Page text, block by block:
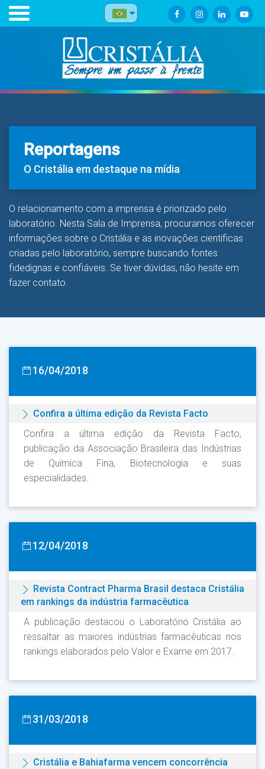
Reportagens
O Cristália em destaque na mídia
O relacionamento com a imprensa é priorizado pelo
laboratório. Nesta Sala de Imprensa, procuramos oferecer
informações sobre o Cristália e as inovações científicas
criadas pelo laboratório, sempre buscando fontes
fidedignas e confiáveis. Se tiver dúvidas, não hesite em
fazer contato.
16/04/2018
Confira a última edição da Revista Facto
Confira a última edição da Revista Facto,
publicação da Associação Brasileira das Indústrias
de Química Fina, Biotecnologia e suas
especialidades.
12/04/2018
Revista Contract Pharma Brasil destaca Cristália
em rankings da indústria farmacêutica
A publicação destacou o Laboratório Cristália ao
ressaltar as maiores indústrias farmacêuticas nos
rankings elaborados pelo Valor e Exame em 2017.
31/03/2018
Cristália e Bahiafarma vencem concorrência